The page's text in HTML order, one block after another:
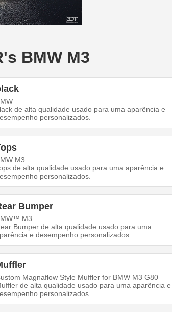
BMW M3
de alta qualidade usado para uma aparência e
personalizados.
M3
de alta qualidade usado para uma aparência e
personalizados.
Bumper
M3
Bumper de alta qualidade usado para uma
e desempenho personalizados.
Magnaflow Style Muffler for BMW M3 G80
de alta qualidade usado para uma aparência e
personalizados.